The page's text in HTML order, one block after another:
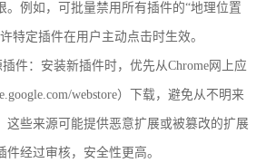
。例如，可批量禁用所有插件的“地理位置
特定插件在用户主动点击时生效。
件：安装新插件时，优先从Chrome网上应
webstore）下载，避免从不明来
这些来源可能提供恶意扩展或被篡改的扩展
经过审核，安全性更高。